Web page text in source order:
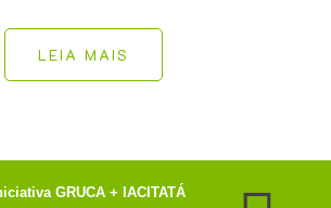
LEIA MAIS
GRUCA + IACITATÁ